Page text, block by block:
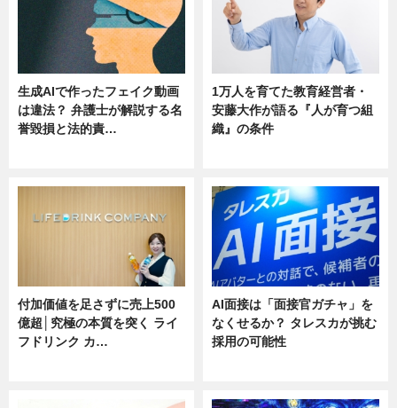
生成AIで作ったフェイク動画
は違法？ 弁護士が解説する名
誉毀損と法的責…
1万人を育てた教育経営者・
安藤大作が語る『人が育つ組
織』の条件
付加価値を足さずに売上500
億超│究極の本質を突く ライ
フドリンク カ…
AI面接は「面接官ガチャ」を
なくせるか？ タレスカが挑む
採用の可能性